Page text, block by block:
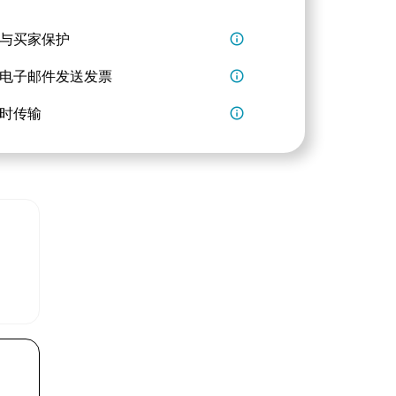
买家保护 info_outline
子邮件发送发票 info_outline
传输 info_outline